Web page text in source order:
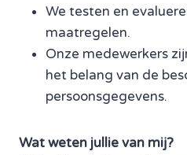
We testen en
maatregelen.
Onze medewerkers
het belang van de
persoonsgegevens.
Wat weten jullie van mij?